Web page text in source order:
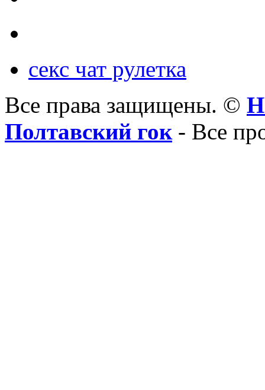
секс чат рулетка
Все права защищены. ©
Полтавский гок- Все